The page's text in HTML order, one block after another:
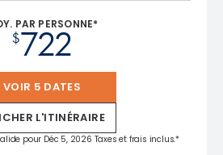
PAR PERSONNE*
$722
VOIR 5 DATES
L'ITINÉRAIRE
pour Déc 5, 2026 Taxes et frais inclus.*